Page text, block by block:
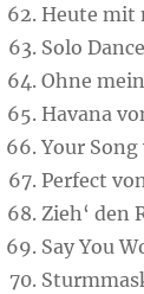
Heute mit
Solo
Ohne
Havana
Your
Perfect
Zieh‘ den
Say You